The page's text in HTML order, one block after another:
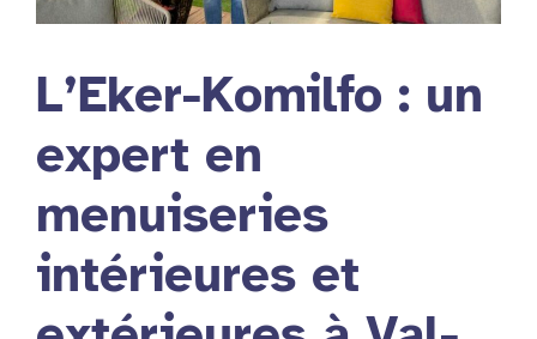
L’Eker-Komilfo : un
expert en
menuiseries
intérieures et